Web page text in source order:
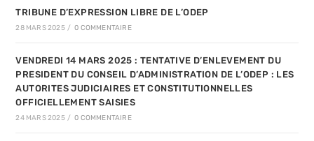
TRIBUNE D’EXPRESSION LIBRE DE L’ODEP
28 MARS 2025 / 0 COMMENTAIRE
VENDREDI 14 MARS 2025 : TENTATIVE D’ENLEVEMENT DU
PRESIDENT DU CONSEIL D’ADMINISTRATION DE L’ODEP : LES
AUTORITES JUDICIAIRES ET CONSTITUTIONNELLES
OFFICIELLEMENT SAISIES
24 MARS 2025 / 0 COMMENTAIRE